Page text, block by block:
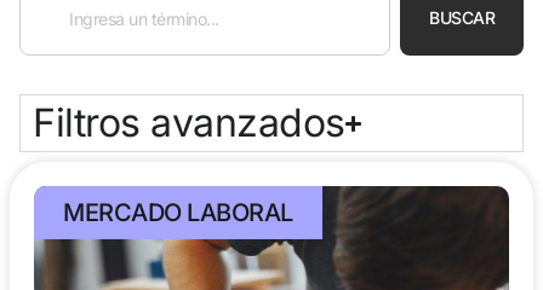
BUSCAR
Filtros avanzados
MERCADO LABORAL